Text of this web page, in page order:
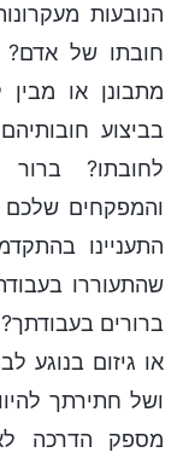
הנובעות
חובתו של אדם?
מתבונן או
בביצוע
לחובתו?
והמפקחים
התעניינו
שהתעוררו
ברורים
או גיזום בנוגע
ושל חתירתך
מספק הדרכה